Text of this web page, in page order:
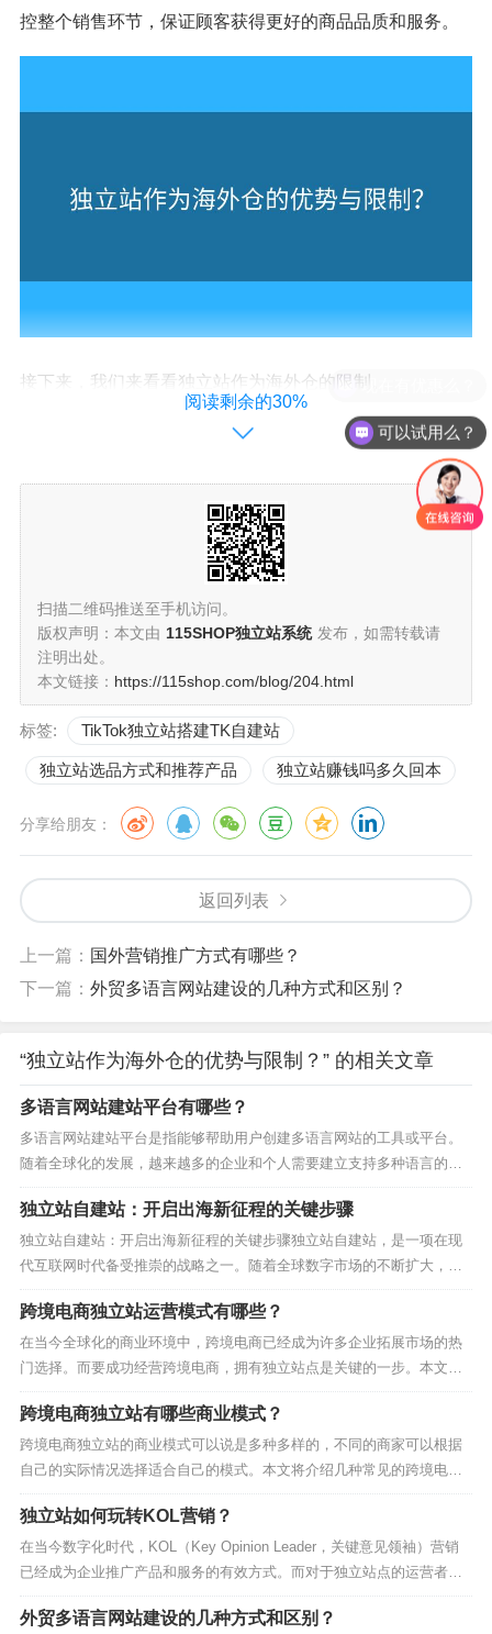
控整个销售环节，保证顾客获得更好的商品品质和服务。
接下来，我们来看看独立站作为海外仓的限制。
在搭建独立站作为海外仓之前，商家需要进行大量的资金
投入。从建站、物流系统的搭建到海外仓的租赁和库存采
购，都需要一定的资金支持。对于小微企业和刚刚起步的
创业者来说，这是一个相对较大的负担，需要充分评估和
规划。
四、物流运营管理需自身负责
独立站作为海外仓，物流运营管理需由商家自身负责。与
将物流运营外包给第三方仓库和物流配送相比，独立站需
要商家自己组建团队，进行库存管理、订单处理、包装发
营管理能力和团队支持。
综上所述，独立站作为海外仓的优势在于货物管理更灵
大和物流运营管理须自身负责。对于想要开拓跨境电商市
场的商家来说，根据实际情况和需求，选择最适合自身发
展的海外仓形式是至关重要的。只有全面了解和明确独立
站作为海外仓的优势和限制，才能更好地利用这一国际物
阅读剩余的30%
扫描二维码推送至手机访问。
版权声明：本文由 115SHOP独立站系统 发布，如需转载请
注明出处。
本文链接： https://115shop.com/blog/204.html
标签: TikTok独立站搭建TK自建站
独立站选品方式和推荐产品 独立站赚钱吗多久回本
分享给朋友：
返回列表
上一篇： 国外营销推广方式有哪些？
下一篇： 外贸多语言网站建设的几种方式和区别？
“独立站作为海外仓的优势与限制？” 的相关文章
多语言网站建站平台有哪些？
多语言网站建站平台是指能够帮助用户创建多语言网站的工具或平台。
随着全球化的发展，越来越多的企业和个人需要建立支持多种语言的网
站来满足不同用户的需求。本文将介绍几种值得注意的多语言网站建站
平台。一、115SHOP115SHOP是目前最受欢迎的网站建设平台之一，
同时也提供多语言网站建设的功能。通过安装插...
独立站自建站：开启出海新征程的关键步骤
独立站自建站：开启出海新征程的关键步骤独立站自建站，是一项在现
代互联网时代备受推崇的战略之一。随着全球数字市场的不断扩大，越
来越多的企业意识到，拥有自己的独立站点是扩展业务、吸引更多国际
客户的关键。115Shop独立站小英将详细为大家介绍独立站自建站的步
骤，帮助您开启出海新征程。第一步：明确目标和目...
跨境电商独立站运营模式有哪些？
在当今全球化的商业环境中，跨境电商已经成为许多企业拓展市场的热
门选择。而要成功经营跨境电商，拥有独立站点是关键的一步。本文将
探讨跨境电商独立站运营模式，为您详细介绍其中的各种选择。1. 自建
独立站点：自建独立站点是跨境电商最常见的模式之一。这意味着您需
要自行购买域名、搭建网站，以及管理网站的所有内容...
跨境电商独立站有哪些商业模式？
跨境电商独立站的商业模式可以说是多种多样的，不同的商家可以根据
自己的实际情况选择适合自己的模式。本文将介绍几种常见的跨境电商
独立站商业模式，并分析其优缺点，帮助读者更好地了解这些模式。1.
代购模式代购模式是跨境电商独立站的一种常见商业模式。在这种模式
下，独立站作为中间平台，直接代购国外商品，然后再...
独立站如何玩转KOL营销？
在当今数字化时代，KOL（Key Opinion Leader，关键意见领袖）营销
已经成为企业推广产品和服务的有效方式。而对于独立站点的运营者来
说，利用KOL的力量也能够为其网站带来更多的曝光和流量。本文将探
讨如何在独立站点上玩转KOL营销，提高网站的知名度和盈利能力。1.
外贸多语言网站建设的几种方式和区别？
可以试用么？